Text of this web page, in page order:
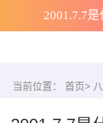
2001.7.7
当前位置： 首页>